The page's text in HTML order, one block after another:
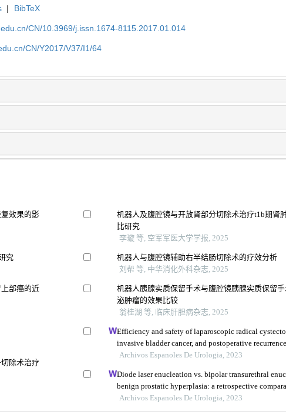
| BibTeX
CN/10.3969/j.issn.1674-8115.2017.01.014
CN/Y2017/V37/I1/64
效果的影
究
部癌的近
除术治疗
机器人及腹腔镜与开放肾部分切除术治疗t1b期肾
比研究
李璇 等, 空军军医大学学报, 2025
机器人与腹腔镜辅助右半结肠切除术的疗效分析
刘帮 等, 中华消化外科杂志, 2025
机器人胰腺实质保留手术与腹腔镜胰腺实质保留
泌肿瘤的效果比较
翁桂湖 等, 临床肝胆病杂志, 2025
Efficiency and safety of laparoscopic radical
invasive bladder cancer, and postoperative recurrence
Archivos Espanoles De Urologia, 2023
Diode laser enucleation vs. bipolar transurethral
benign prostatic hyperplasia: a retrospective
year follow up
Archivos Espanoles De Urologia, 2023